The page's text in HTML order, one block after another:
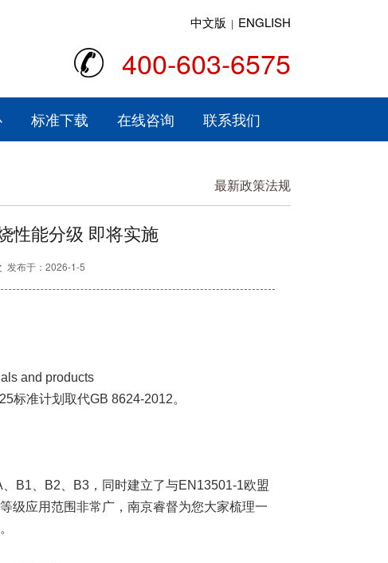
中文版 | ENGLISH
400-603-6575
标准下载 在线咨询 联系我们
最新政策法规
性能分级 即将实施
发布于：2026-1-5
and products
标准计划取代GB 8624-2012。
B1、B2、B3，同时建立了与EN13501-1欧盟
级应用范围非常广，南京睿督为您大家梳理一